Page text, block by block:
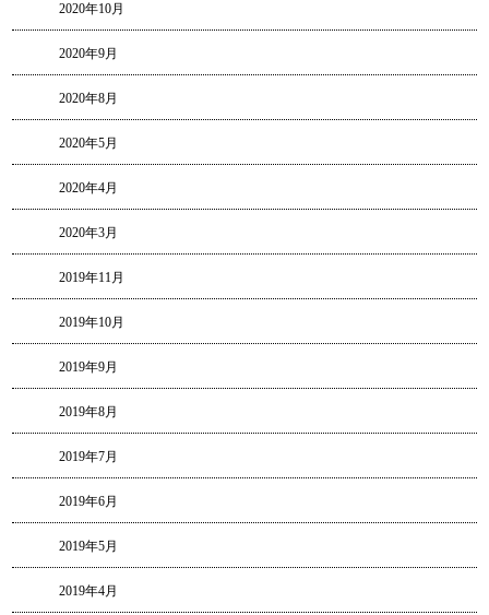
2020年10月
2020年9月
2020年8月
2020年5月
2020年4月
2020年3月
2019年11月
2019年10月
2019年9月
2019年8月
2019年7月
2019年6月
2019年5月
2019年4月